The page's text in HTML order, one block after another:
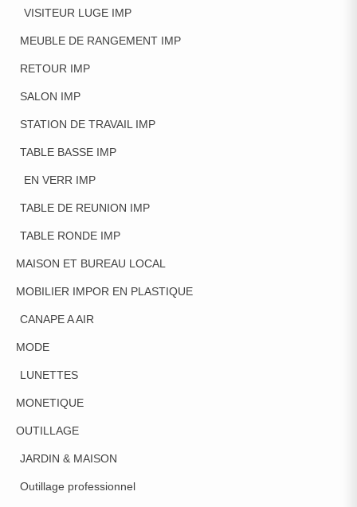
VISITEUR LUGE IMP
MEUBLE DE RANGEMENT IMP
RETOUR IMP
SALON IMP
STATION DE TRAVAIL IMP
TABLE BASSE IMP
EN VERR IMP
TABLE DE REUNION IMP
TABLE RONDE IMP
MAISON ET BUREAU LOCAL
MOBILIER IMPOR EN PLASTIQUE
CANAPE A AIR
MODE
LUNETTES
MONETIQUE
OUTILLAGE
JARDIN & MAISON
Outillage professionnel